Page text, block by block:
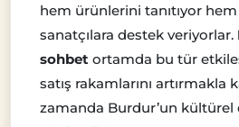
hem ürünlerini tanıtıyor
sanatçılara destek veriyorlar.
sohbet ortamda bu tür
satış rakamlarını artırmakla
zamanda Burdur’un kültürel